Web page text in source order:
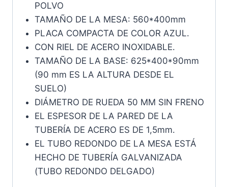
POLVO
TAMAÑO DE LA MESA: 560*400mm
PLACA COMPACTA DE COLOR AZUL.
CON RIEL DE ACERO INOXIDABLE.
TAMAÑO DE LA BASE: 625*400*90mm
(90 mm ES LA ALTURA DESDE EL
SUELO)
DIÁMETRO DE RUEDA 50 MM SIN FRENO
EL ESPESOR DE LA PARED DE LA
TUBERÍA DE ACERO ES DE 1,5mm.
EL TUBO REDONDO DE LA MESA ESTÁ
HECHO DE TUBERÍA GALVANIZADA
(TUBO REDONDO DELGADO)